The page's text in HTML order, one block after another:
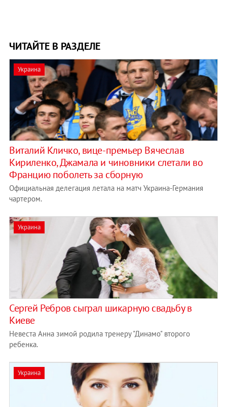
ЧИТАЙТЕ В РАЗДЕЛЕ
Украина
Виталий Кличко, вице-премьер Вячеслав
Кириленко, Джамала и чиновники слетали во
Францию поболеть за сборную
Официальная делегация летала на матч Украина-Германия
чартером.
Украина
Сергей Ребров сыграл шикарную свадьбу в
Киеве
Невеста Анна зимой родила тренеру "Динамо" второго
ребенка.
Украина